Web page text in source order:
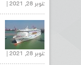
أكتوبر 28, 2021 |
أكتوبر 28, 2021 |